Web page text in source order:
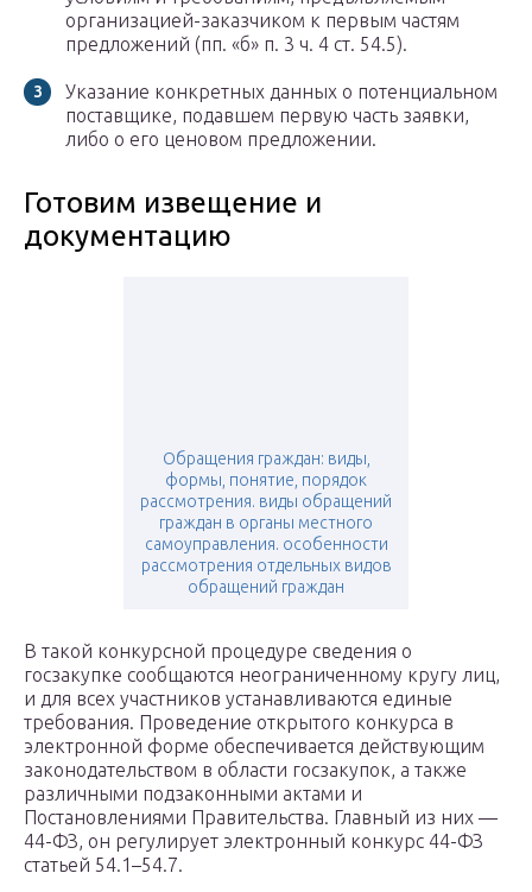
организацией-заказчиком к первым частям
предложений (пп. «б» п. 3 ч. 4 ст. 54.5).
Указание конкретных данных о потенциальном
поставщике, подавшем первую часть заявки,
либо о его ценовом предложении.
Готовим извещение и
документацию
Обращения граждан: виды,
формы, понятие, порядок
рассмотрения. виды обращений
граждан в органы местного
самоуправления. особенности
рассмотрения отдельных видов
обращений граждан
В такой конкурсной процедуре сведения о
госзакупке сообщаются неограниченному кругу лиц,
и для всех участников устанавливаются единые
требования. Проведение открытого конкурса в
электронной форме обеспечивается действующим
законодательством в области госзакупок, а также
различными подзаконными актами и
Постановлениями Правительства. Главный из них —
44-ФЗ, он регулирует электронный конкурс 44-ФЗ
статьей 54.1–54.7.